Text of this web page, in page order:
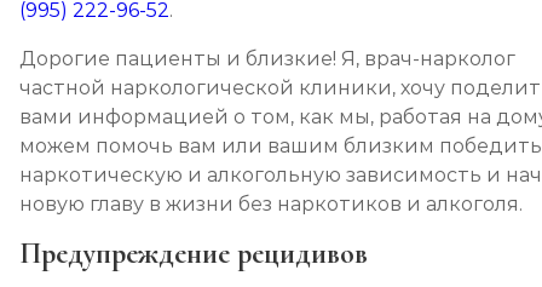
(995) 222-96-52.
Дорогие пациенты и близкие! Я, врач-нарколог
частной наркологической клиники, хочу
вами информацией о том, как мы, работая на
можем помочь вам или вашим близким победить
наркотическую и алкогольную зависимость и
новую главу в жизни без наркотиков и алкоголя.
Предупреждение рецидивов